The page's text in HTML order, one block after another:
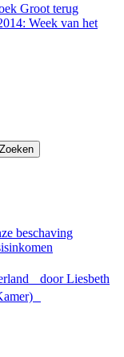
Groot terug
Week van het
Zoeken
beschaving
door Liesbeth